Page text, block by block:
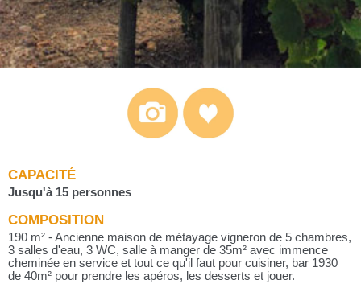
CAPACITÉ
Jusqu'à 15 personnes
COMPOSITION
190 m² - Ancienne maison de métayage vigneron de 5 chambres,
3 salles d'eau, 3 WC, salle à manger de 35m² avec immence
cheminée en service et tout ce qu'il faut pour cuisiner, bar 1930
de 40m² pour prendre les apéros, les desserts et jouer.